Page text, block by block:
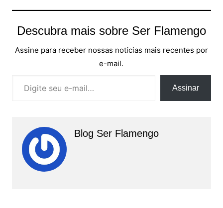
Descubra mais sobre Ser Flamengo
Assine para receber nossas notícias mais recentes por
e-mail.
Assinar
Blog Ser Flamengo